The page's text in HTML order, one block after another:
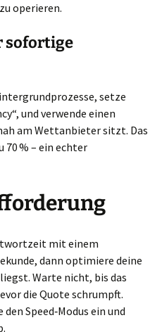
operieren.
sofortige
setze
und verwende einen
am Wettanbieter sitzt. Das
70 % – ein echter
mit einem
dann optimiere deine
Warte nicht, bis das
die Quote schrumpft.
Speed‑Modus ein und